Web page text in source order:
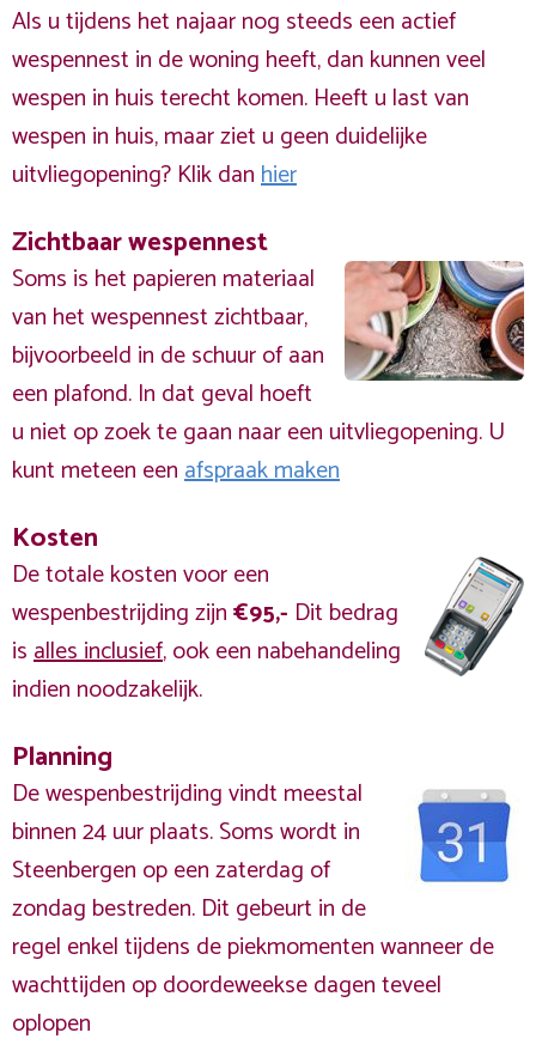
Als u tijdens het najaar nog steeds een actief
wespennest in de woning heeft, dan kunnen veel
wespen in huis terecht komen. Heeft u last van
wespen in huis, maar ziet u geen duidelijke
uitvliegopening? Klik danhier
Zichtbaar wespennest
Soms is het papieren materiaal
van het wespennest zichtbaar,
bijvoorbeeld in de schuur of aan
een plafond. In dat geval hoeft
u niet op zoek te gaan naar een uitvliegopening. U
kunt meteen eenafspraak maken
Kosten
De totale kosten voor een
wespenbestrijding zijn€95,- Dit bedrag
isalles inclusief, ook een nabehandeling
indien noodzakelijk.
Planning
De wespenbestrijding vindt meestal
binnen 24 uur plaats. Soms wordt in
Steenbergen op een zaterdag of
zondag bestreden. Dit gebeurt in de
regel enkel tijdens de piekmomenten wanneer de
wachttijden op doordeweekse dagen teveel
oplopen